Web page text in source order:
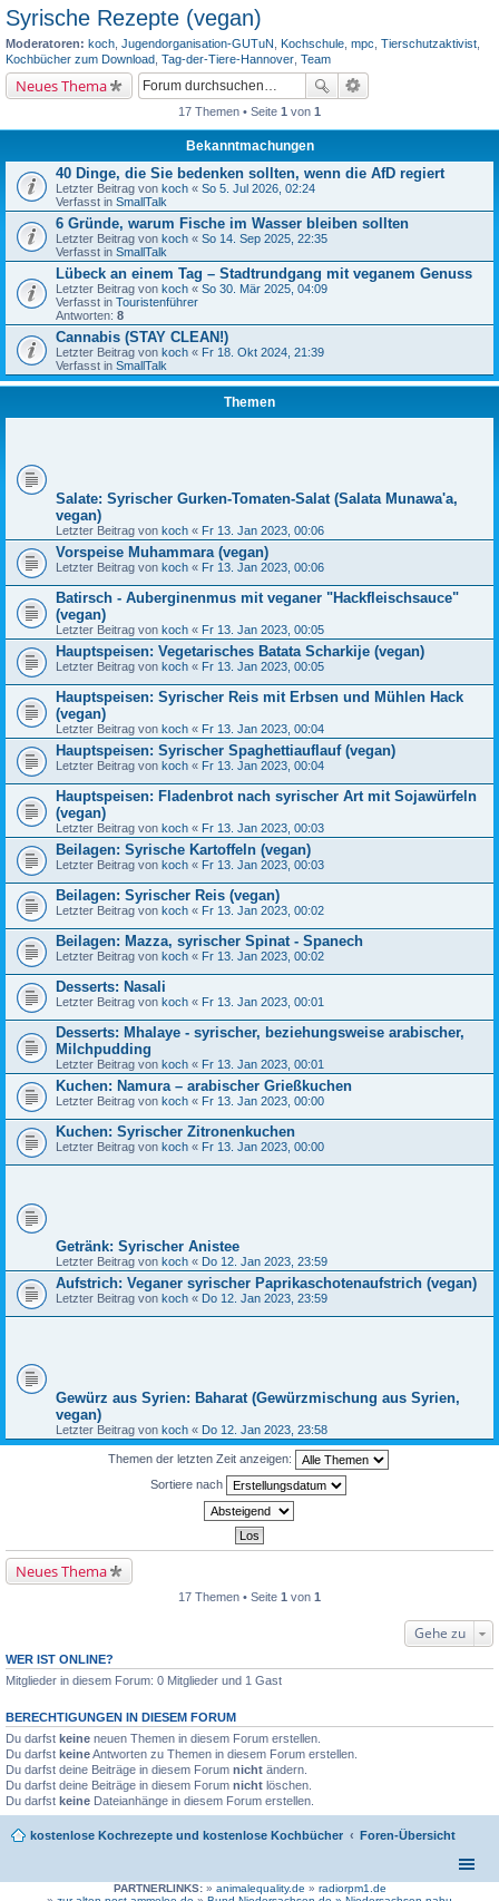
Syrische Rezepte (vegan)
Moderatoren: koch Jugendorganisation-GUTuN Kochschule mpc Tierschutzaktivist
Kochbücher zum Download Tag-der-Tiere-Hannover Team
Neues Thema
17 Themen • Seite 1 von 1
Bekanntmachungen
40 Dinge, die Sie bedenken sollten, wenn die AfD regiert
Letzter Beitrag von koch « So 5. Jul 2026, 02:24
Verfasst in SmallTalk
6 Gründe, warum Fische im Wasser bleiben sollten
Letzter Beitrag von koch « So 14. Sep 2025, 22:35
Verfasst in SmallTalk
Lübeck an einem Tag – Stadtrundgang mit veganem Genuss
Letzter Beitrag von koch « So 30. Mär 2025, 04:09
Verfasst in Touristenführer
Antworten: 8
Cannabis (STAY CLEAN!)
Letzter Beitrag von koch « Fr 18. Okt 2024, 21:39
Verfasst in SmallTalk
Themen
Salate: Syrischer Gurken-Tomaten-Salat (Salata Munawa'a,
vegan)
Letzter Beitrag von koch « Fr 13. Jan 2023, 00:06
Vorspeise Muhammara (vegan)
Letzter Beitrag von koch « Fr 13. Jan 2023, 00:06
Batirsch - Auberginenmus mit veganer "Hackfleischsauce"
(vegan)
Letzter Beitrag von koch « Fr 13. Jan 2023, 00:05
Hauptspeisen: Vegetarisches Batata Scharkije (vegan)
Letzter Beitrag von koch « Fr 13. Jan 2023, 00:05
Hauptspeisen: Syrischer Reis mit Erbsen und Mühlen Hack
(vegan)
Letzter Beitrag von koch « Fr 13. Jan 2023, 00:04
Hauptspeisen: Syrischer Spaghettiauflauf (vegan)
Letzter Beitrag von koch « Fr 13. Jan 2023, 00:04
Hauptspeisen: Fladenbrot nach syrischer Art mit Sojawürfeln
(vegan)
Letzter Beitrag von koch « Fr 13. Jan 2023, 00:03
Beilagen: Syrische Kartoffeln (vegan)
Letzter Beitrag von koch « Fr 13. Jan 2023, 00:03
Beilagen: Syrischer Reis (vegan)
Letzter Beitrag von koch « Fr 13. Jan 2023, 00:02
Beilagen: Mazza, syrischer Spinat - Spanech
Letzter Beitrag von koch « Fr 13. Jan 2023, 00:02
Desserts: Nasali
Letzter Beitrag von koch « Fr 13. Jan 2023, 00:01
Desserts: Mhalaye - syrischer, beziehungsweise arabischer,
Milchpudding
Letzter Beitrag von koch « Fr 13. Jan 2023, 00:01
Kuchen: Namura – arabischer Grießkuchen
Letzter Beitrag von koch « Fr 13. Jan 2023, 00:00
Kuchen: Syrischer Zitronenkuchen
Letzter Beitrag von koch « Fr 13. Jan 2023, 00:00
Getränk: Syrischer Anistee
Letzter Beitrag von koch « Do 12. Jan 2023, 23:59
Aufstrich: Veganer syrischer Paprikaschotenaufstrich (vegan)
Letzter Beitrag von koch « Do 12. Jan 2023, 23:59
Gewürz aus Syrien: Baharat (Gewürzmischung aus Syrien,
vegan)
Letzter Beitrag von koch « Do 12. Jan 2023, 23:58
Themen der letzten Zeit anzeigen:
Sortiere nach
Neues Thema
17 Themen • Seite 1 von 1
Gehe zu
WER IST ONLINE?
Mitglieder in diesem Forum: 0 Mitglieder und 1 Gast
BERECHTIGUNGEN IN DIESEM FORUM
Du darfst keine neuen Themen in diesem Forum erstellen.
Du darfst keineAntworten zu Themen in diesem Forum erstellen.
Du darfst deine Beiträge in diesem Forum nicht ändern.
Du darfst deine Beiträge in diesem Forum nicht löschen.
Du darfst keine Dateianhänge in diesem Forum erstellen.
kostenlose Kochrezepte und kostenlose Kochbücher Foren-Übersicht
PARTNERLINKS:» animalequality.de » radiorpm1.de